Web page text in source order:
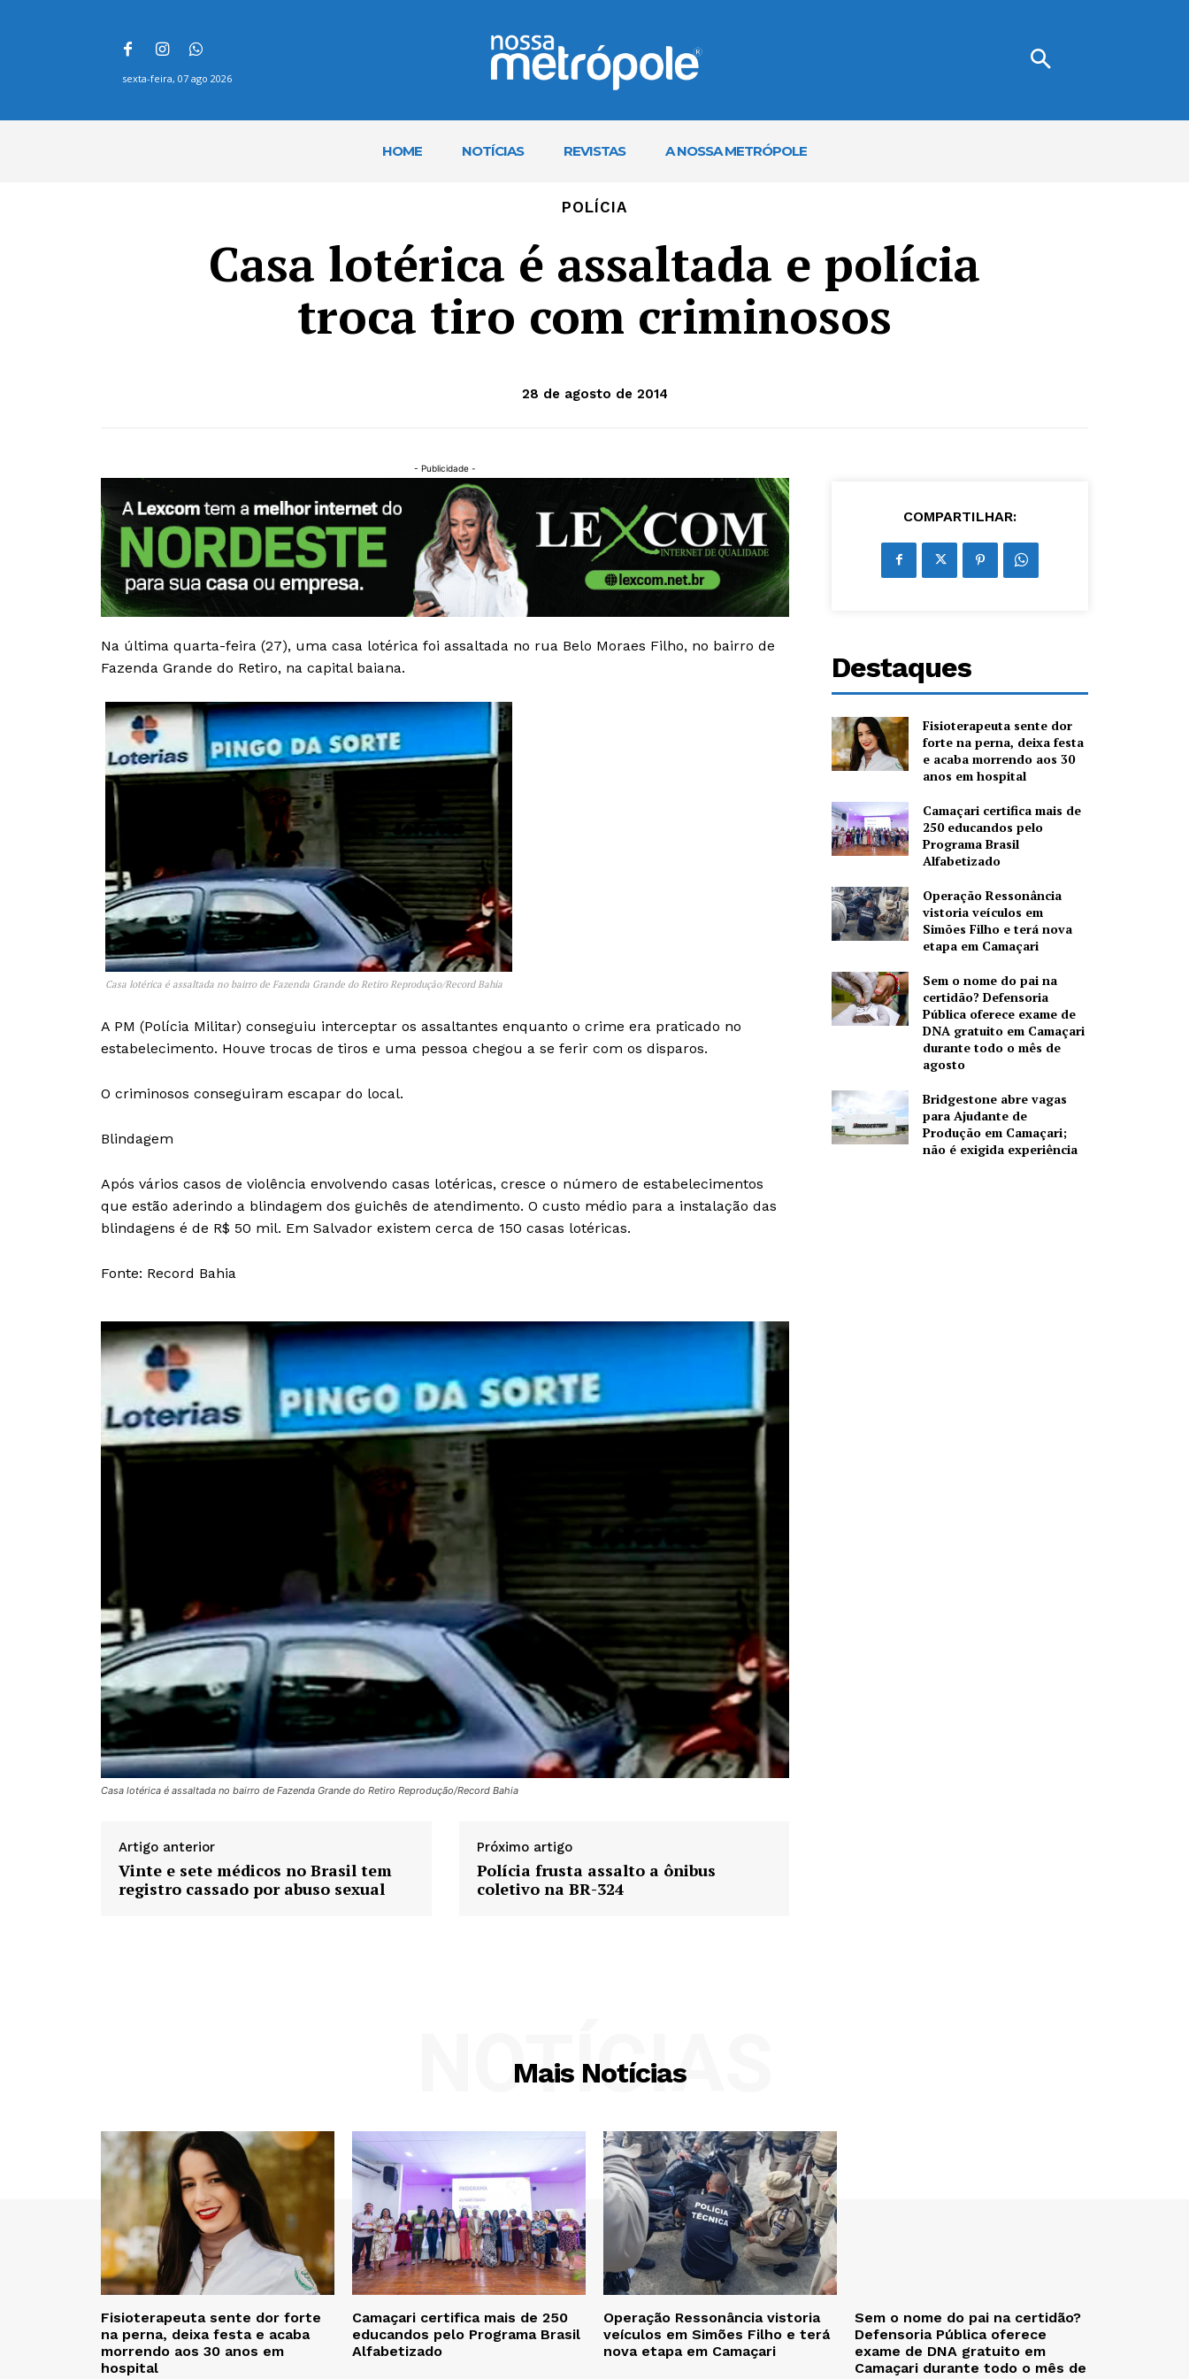
sexta-feira, 07 ago 2026
HOME NOTÍCIAS REVISTAS A NOSSA METRÓPOLE
POLÍCIA
Casa lotérica é assaltada e polícia
troca tiro com criminosos
28 de agosto de 2014
- Publicidade -
Na última quarta-feira (27), uma casa lotérica foi assaltada no rua Belo Moraes Filho, no bairro de
Fazenda Grande do Retiro, na capital baiana.
Casa lotérica é assaltada no bairro de Fazenda Grande do Retiro Reprodução/Record Bahia
A PM (Polícia Militar) conseguiu interceptar os assaltantes enquanto o crime era praticado no
estabelecimento. Houve trocas de tiros e uma pessoa chegou a se ferir com os disparos.
O criminosos conseguiram escapar do local.
Blindagem
Após vários casos de violência envolvendo casas lotéricas, cresce o número de estabelecimentos
que estão aderindo a blindagem dos guichês de atendimento. O custo médio para a instalação das
blindagens é de R$ 50 mil. Em Salvador existem cerca de 150 casas lotéricas.
Fonte: Record Bahia
Casa lotérica é assaltada no bairro de Fazenda Grande do Retiro Reprodução/Record Bahia
Artigo anterior
Vinte e sete médicos no Brasil tem
registro cassado por abuso sexual
Próximo artigo
Polícia frusta assalto a ônibus
coletivo na BR-324
COMPARTILHAR:
Destaques
Fisioterapeuta sente dor
forte na perna, deixa festa
e acaba morrendo aos 30
anos em hospital
Camaçari certifica mais de
250 educandos pelo
Programa Brasil
Alfabetizado
Operação Ressonância
vistoria veículos em
Simões Filho e terá nova
etapa em Camaçari
Sem o nome do pai na
certidão? Defensoria
Pública oferece exame de
DNA gratuito em Camaçari
durante todo o mês de
agosto
Bridgestone abre vagas
para Ajudante de
Produção em Camaçari;
não é exigida experiência
Mais Notícias
NOTÍCIAS
Fisioterapeuta sente dor forte
na perna, deixa festa e acaba
morrendo aos 30 anos em
hospital
Camaçari certifica mais de 250
educandos pelo Programa Brasil
Alfabetizado
Operação Ressonância vistoria
veículos em Simões Filho e terá
nova etapa em Camaçari
Sem o nome do pai na certidão?
Defensoria Pública oferece
exame de DNA gratuito em
Camaçari durante todo o mês de